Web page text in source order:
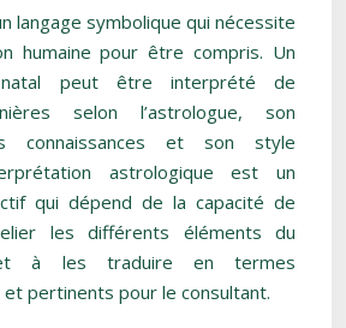
langage symbolique qui nécessite
humaine pour être compris. Un
peut être interprété de
selon l’astrologue, son
connaissances et son style
astrologique est un
qui dépend de la capacité de
les différents éléments du
à les traduire en termes
pertinents pour le consultant.